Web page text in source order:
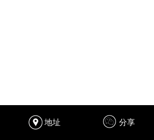
地址 分享